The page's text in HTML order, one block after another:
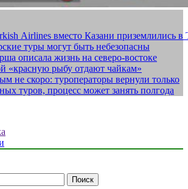
Airlines вместо Казани приземлились в
туры могут быть небезопасны
описала жизнь на северо-востоке
«красную рыбу отдают чайкам»
не скоро: туроператоры вернули только
туров, процесс может занять полгода